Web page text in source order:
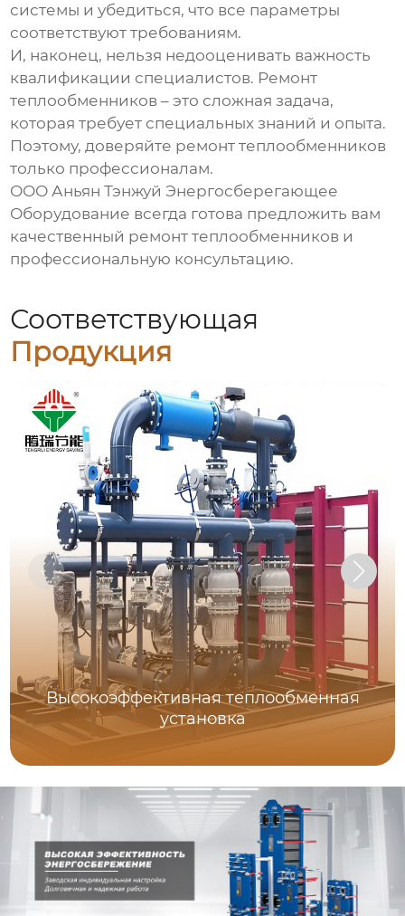
системы и убедиться, что все параметры
соответствуют требованиям.
И, наконец, нельзя недооценивать важность
квалификации специалистов. Ремонт
теплообменников – это сложная задача,
которая требует специальных знаний и опыта.
Поэтому, доверяйте ремонт теплообменников
только профессионалам.
ООО Аньян Тэнжуй Энергосберегающее
Оборудование всегда готова предложить вам
качественный ремонт теплообменников и
профессиональную консультацию.
Соответствующая
Продукция
Высокоэффективная теплообменная
установка